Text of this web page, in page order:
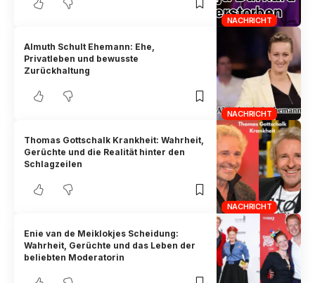
NACHRICHT
NACHRICHT
Almuth Schult Ehemann: Ehe,
Privatleben und bewusste
Zurückhaltung
NACHRICHT
Thomas Gottschalk Krankheit: Wahrheit,
Gerüchte und die Realität hinter den
Schlagzeilen
Enie van de Meiklokjes Scheidung:
Wahrheit, Gerüchte und das Leben der
beliebten Moderatorin